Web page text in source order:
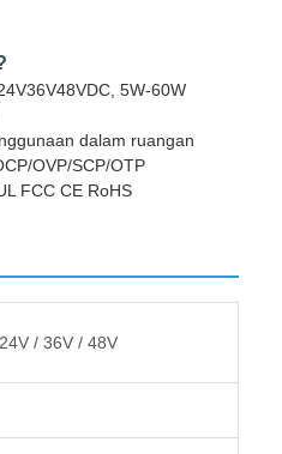
5W-60W
dalam ruangan
OVP/SCP/OTP
FCC CE RoHS
/ 36V / 48V